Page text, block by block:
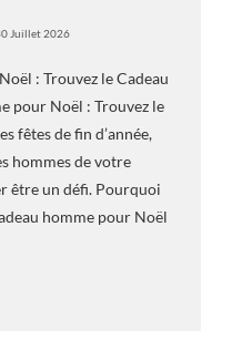
Juillet 2026
: Trouvez le Cadeau
pour Noël : Trouvez le
fêtes de fin d’année,
hommes de votre
être un défi. Pourquoi
homme pour Noël